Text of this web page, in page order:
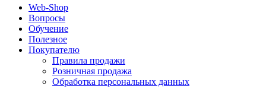
Web-Shop
Вопросы
Обучение
Полезное
Покупателю
Правила продажи
Розничная продажа
Обработка персональных данных